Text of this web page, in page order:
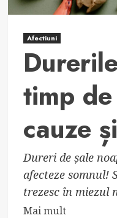
Afectiuni
timp
cauze
Dureri de șale
afecteze somnul!
trezesc în miezul
Mai multRead